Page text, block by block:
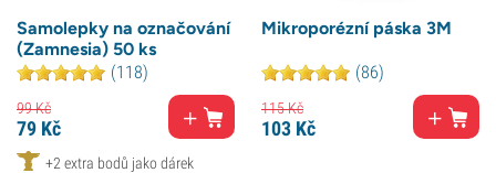
Samolepky na označování
(Zamnesia) 50 ks
(118)
99Kč
79 Kč
+2 extra bodů jako dárek
Mikroporézní páska 3M
(86)
115Kč
103 Kč